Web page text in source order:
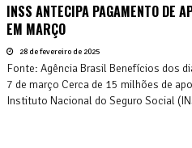
INSS ANTECIPA PAGAMENTO DE
EM MARÇO
28 de fevereiro de 2025
Fonte: Agência Brasil Benefícios dos
7 de março Cerca de 15 milhões de
Instituto Nacional do Seguro Social